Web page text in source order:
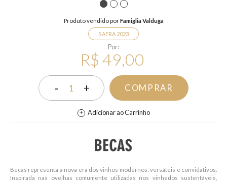
1 2 3
Produto vendido porFamiglia Valduga
SAFRA 2023
Por:
R$ 49,00
- 1 + COMPRAR
Adicionar ao Carrinho
Becas representa a nova era dos vinhos modernos: versáteis e convidativos.
Inspirada nas ovelhas comumente utilizadas nos vinhedos sustentáveis,